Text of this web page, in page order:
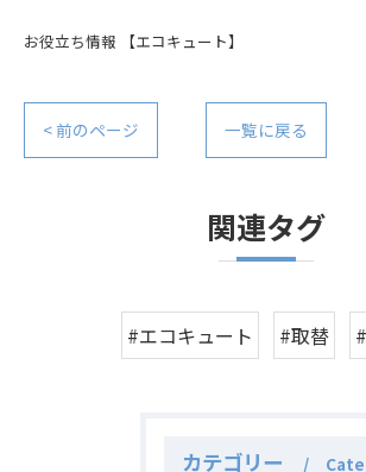
お役立ち情報 【エコキュート】
< 前のページ 一覧に戻る
関連タグ
#エコキュート #取替
カテゴリー